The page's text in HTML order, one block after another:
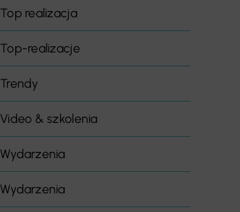
Top realizacja
Top-realizacje
Trendy
Video & szkolenia
Wydarzenia
Wydarzenia